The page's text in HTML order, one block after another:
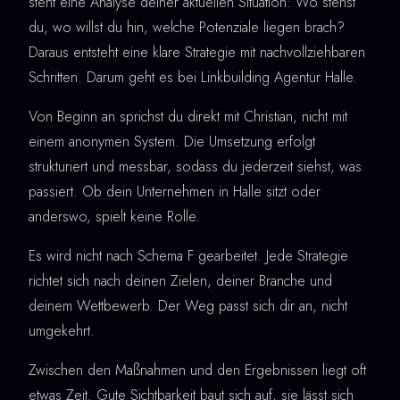
du, wo willst du hin, welche Potenziale liegen brach?
Daraus entsteht eine klare Strategie mit nachvollziehbaren
Schritten. Darum geht es bei Linkbuilding Agentur Halle.
Von Beginn an sprichst du direkt mit Christian, nicht mit
einem anonymen System. Die Umsetzung erfolgt
strukturiert und messbar, sodass du jederzeit siehst, was
passiert. Ob dein Unternehmen in Halle sitzt oder
anderswo, spielt keine Rolle.
Es wird nicht nach Schema F gearbeitet. Jede Strategie
richtet sich nach deinen Zielen, deiner Branche und
deinem Wettbewerb. Der Weg passt sich dir an, nicht
umgekehrt.
Zwischen den Maßnahmen und den Ergebnissen liegt oft
etwas Zeit. Gute Sichtbarkeit baut sich auf, sie lässt sich